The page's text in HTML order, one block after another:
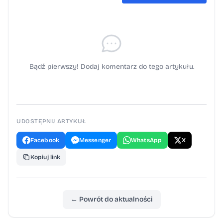
Bądź pierwszy! Dodaj komentarz do tego artykułu.
UDOSTĘPNIJ ARTYKUŁ
Facebook Messenger WhatsApp X
Kopiuj link
← Powrót do aktualności